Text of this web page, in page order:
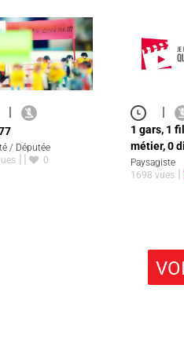
/ Députée
0
1 gars, 1
métier, 0
Paysagiste
1698 vues